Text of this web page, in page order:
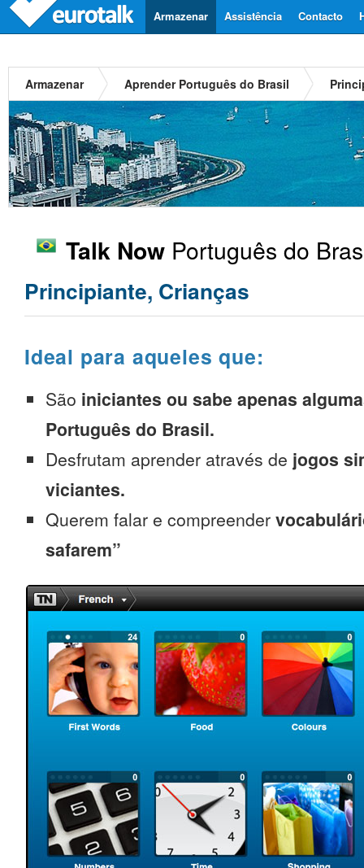
Contacto
Assistência
Armazenar
Armazenar Aprender Português do Brasil
Talk Now Português do
Principiante, Crianças
Ideal para aqueles que:
São iniciantes ou sabe apenas
Português do Brasil.
Desfrutam aprender através de jogos
viciantes.
Querem falar e compreender
safarem”